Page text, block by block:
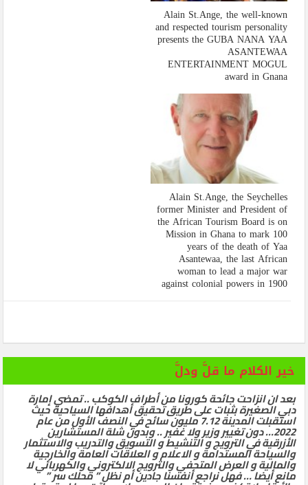
Alain St.Ange, the well-known
and respected tourism personality
presents the GUBA NANA YAA
ASANTEWAA
ENTERTAINMENT MOGUL
award in Gnana
Alain St.Ange, the Seychelles
former Minister and President of
the African Tourism Board is on
Mission in Ghana to mark 100
years of the death of Yaa
Asantewaa, the last African
woman to lead a major war
against colonial powers in 1900
خير الكلام ما قلَّ ودلَّ
بعد ان انزاحت جائحة كورونا من أطراف الكوكب .. تمضي إمارة
دبي الصغيرة بثبات على طريق تحقيق أهدافها السياحية حيث
استقبلت المدينة 7.12 مليون سائح في النصف الأول من عام
2022… دون تغيير وزير ولا غفير .. وبدون شلة المستشارين
الأزرقية في الترويج و التنشيط و التسويق والتدريب والاستثمار
والسياحة المستدامة و الاعلام و العلاقات العامة والخارجية
والمالية و العرض المتحفي والترويج الالكتروني والكهربائي لا
مانع أيضا … فهل نراجع أنفسنا جادين أم نظل ” محلك سر ”